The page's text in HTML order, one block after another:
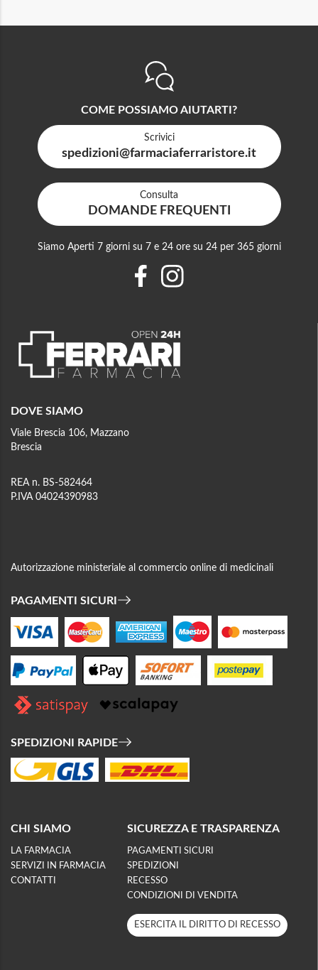
DOVE SIAMO
Viale Brescia 106, Mazzano
Brescia
REA n. BS-582464
P.IVA 04024390983
Autorizzazione ministeriale al commercio online di medicinali
PAGAMENTI SICURI
SPEDIZIONI RAPIDE
CHI SIAMO
LA FARMACIA
SERVIZI IN FARMACIA
CONTATTI
SICUREZZA E TRASPARENZA
PAGAMENTI SICURI
SPEDIZIONI
RECESSO
CONDIZIONI DI VENDITA
ESERCITA IL DIRITTO DI RECESSO
COME POSSIAMO AIUTARTI?
Scrivici
spedizioni@farmaciaferraristore.it
Consulta
DOMANDE FREQUENTI
Siamo Aperti 7 giorni su 7 e 24 ore su 24 per 365 giorni